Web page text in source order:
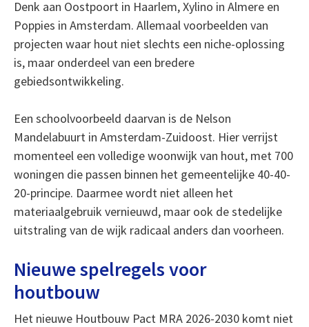
Denk aan Oostpoort in Haarlem, Xylino in Almere en
Poppies in Amsterdam. Allemaal voorbeelden van
projecten waar hout niet slechts een niche-oplossing
is, maar onderdeel van een bredere
gebiedsontwikkeling.
Een schoolvoorbeeld daarvan is de Nelson
Mandelabuurt in Amsterdam-Zuidoost. Hier verrijst
momenteel een volledige woonwijk van hout, met 700
woningen die passen binnen het gemeentelijke 40-40-
20-principe. Daarmee wordt niet alleen het
materiaalgebruik vernieuwd, maar ook de stedelijke
uitstraling van de wijk radicaal anders dan voorheen.
Nieuwe spelregels voor
houtbouw
Het nieuwe Houtbouw Pact MRA 2026-2030 komt niet